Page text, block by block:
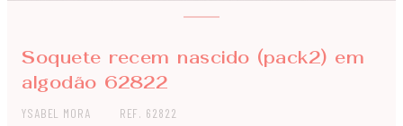
Soquete recem nascido (pack2) em
algodão 62822
YSABEL MORA REF. 62822